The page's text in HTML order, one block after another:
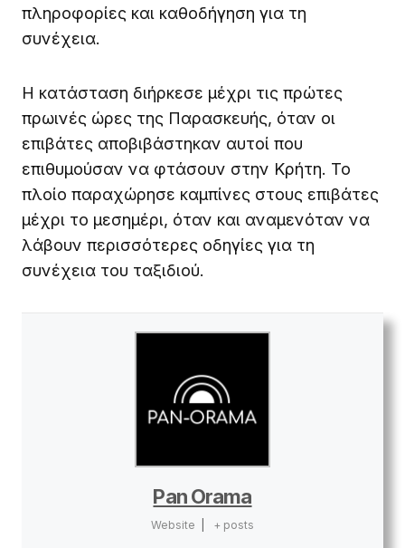
πληροφορίες και καθοδήγηση για τη
συνέχεια.
Η κατάσταση διήρκεσε μέχρι τις πρώτες
πρωινές ώρες της Παρασκευής, όταν οι
επιβάτες αποβιβάστηκαν αυτοί που
επιθυμούσαν να φτάσουν στην Κρήτη. Το
πλοίο παραχώρησε καμπίνες στους επιβάτες
μέχρι το μεσημέρι, όταν και αναμενόταν να
λάβουν περισσότερες οδηγίες για τη
συνέχεια του ταξιδιού.
Pan Orama
Website + posts